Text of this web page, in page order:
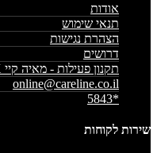
אודות
תנאי שימוש
הצהרת נגישות
דרושים
תקנון פעילות - מאיה קיי X קרליין
online@careline.co.il
*5843
שירות לקוחות